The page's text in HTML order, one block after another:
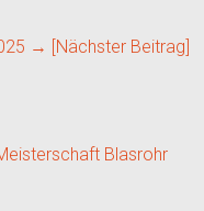
→ [Nächster Beitrag]
Blasrohr